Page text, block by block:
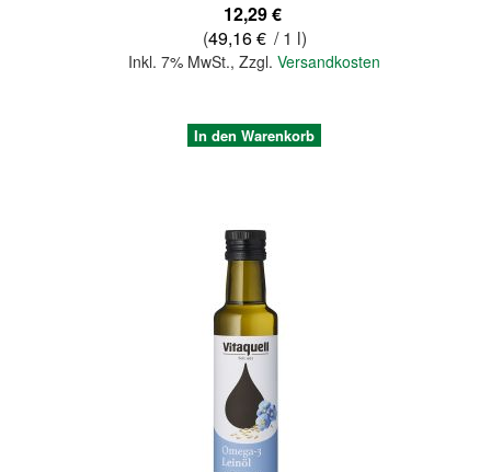
12,29 €
(49,16 € / 1 l)
Inkl. 7% MwSt.,Zzgl.Versandkosten
In den Warenkorb